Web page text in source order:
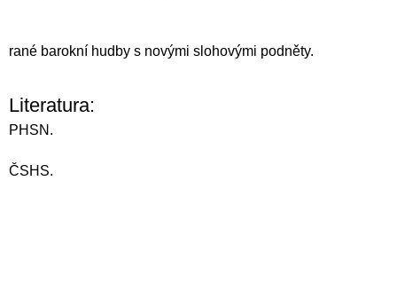
rané barokní hudby s novými slohovými podněty.
Literatura:
PHSN.
ČSHS.